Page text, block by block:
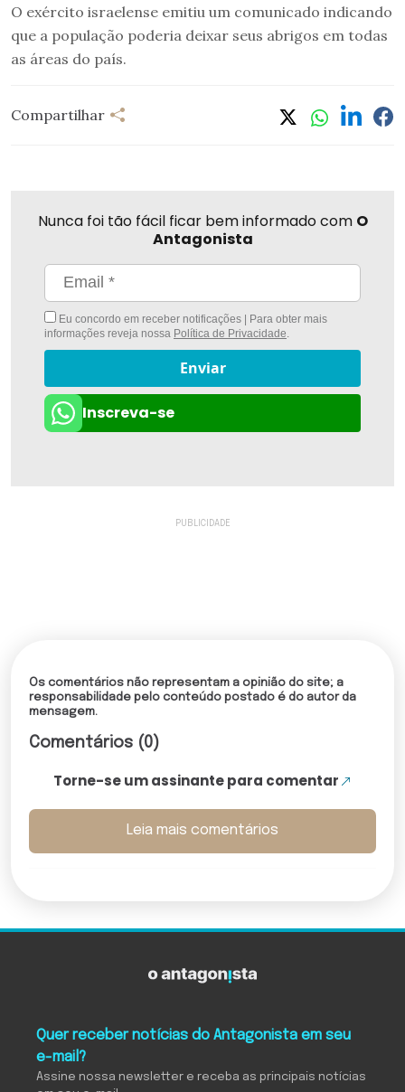
O exército israelense emitiu um comunicado indicando
que a população poderia deixar seus abrigos em todas
as áreas do país.
Compartilhar
Nunca foi tão fácil ficar bem informado com O
Antagonista
Eu concordo em receber notificações | Para obter mais
informações reveja nossa Política de Privacidade
Enviar
Inscreva-se
Os comentários não representam a opinião do site; a
responsabilidade pelo conteúdo postado é do autor da
mensagem.
Comentários (0)
Torne-se um assinante para comentar
Leia mais comentários
Quer receber notícias do Antagonista em seu
e-mail?
Assine nossa newsletter e receba as principais notícias